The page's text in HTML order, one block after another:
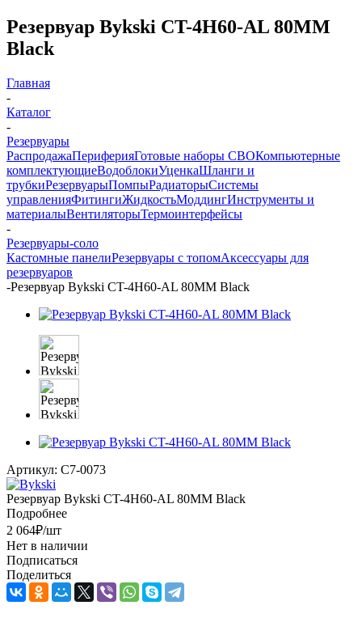
Резервуар Bykski CT-4H60-AL 80MM
Black
Главная
-
Каталог
-
Резервуары
РаспродажаПериферияГотовые наборы СВОКомпьютерные
комплектующиеВодоблокиУценкаШланги и
трубкиРезервуарыПомпыРадиаторыСистемы
управленияФитингиЖидкостьМоддингИнструменты и
материалыВентиляторыТермоинтерфейсы
-
Резервуары-соло
Кастомные панелиРезервуары с топомАксессуары для
резервуаров
-Резервуар Bykski CT-4H60-AL 80MM Black
Артикул: C7-0073
Резервуар Bykski CT-4H60-AL 80MM Black
Подробнее
2 064₽/шт
Нет в наличии
Подписаться
Поделиться